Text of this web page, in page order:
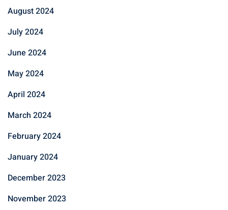
August 2024
July 2024
June 2024
May 2024
April 2024
March 2024
February 2024
January 2024
December 2023
November 2023